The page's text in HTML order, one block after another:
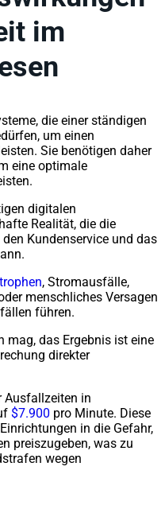
im
die einer ständigen
um einen
Sie benötigen daher
eine optimale
digitalen
Realität, die die
Kundenservice und das
, Stromausfälle,
menschliches Versagen
führen.
mag, das Ergebnis ist eine
direkter
Ausfallzeiten in
$7.900 pro Minute. Diese
in die Gefahr,
preiszugeben, was zu
wegen